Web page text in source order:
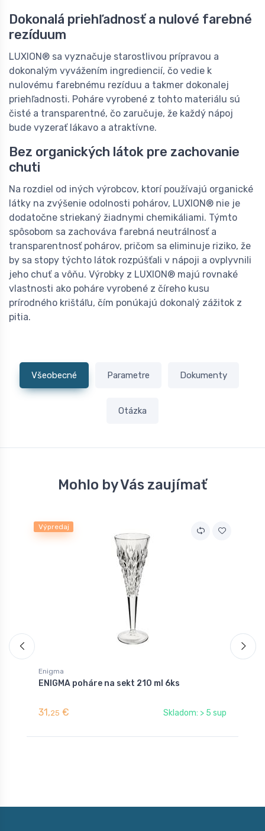
Dokonalá priehľadnosť a nulové farebné
rezíduum
LUXION® sa vyznačuje starostlivou prípravou a
dokonalým vyvážením ingrediencií, čo vedie k
nulovému farebnému rezíduu a takmer dokonalej
priehľadnosti. Poháre vyrobené z tohto materiálu sú
čisté a transparentné, čo zaručuje, že každý nápoj
bude vyzerať lákavo a atraktívne.
Bez organických látok pre zachovanie
chuti
Na rozdiel od iných výrobcov, ktorí používajú organické
látky na zvýšenie odolnosti pohárov, LUXION® nie je
dodatočne striekaný žiadnymi chemikáliami. Týmto
spôsobom sa zachováva farebná neutrálnosť a
transparentnosť pohárov, pričom sa eliminuje riziko, že
by sa stopy týchto látok rozpúšťali v nápoji a ovplyvnili
jeho chuť a vôňu. Výrobky z LUXION® majú rovnaké
vlastnosti ako poháre vyrobené z číreho kusu
prírodného krištáľu, čím ponúkajú dokonalý zážitok z
pitia.
Všeobecné Parametre Dokumenty
Otázka
Mohlo by Vás zaujímať
Výpredaj
Enigma
ENIGMA poháre na sekt 210 ml 6ks
31,25 € Skladom: > 5 sup